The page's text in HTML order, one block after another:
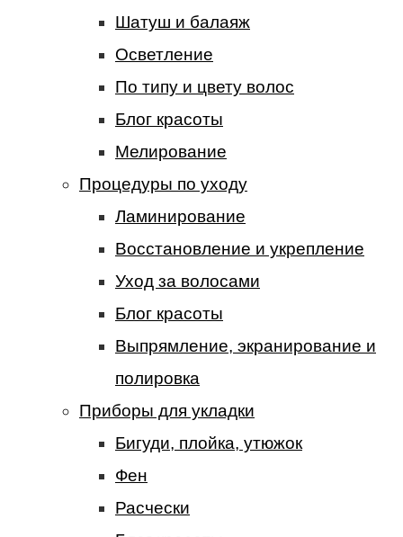
Шатуш и балаяж
Осветление
По типу и цвету волос
Блог красоты
Мелирование
Процедуры по уходу
Ламинирование
Восстановление и укрепление
Уход за волосами
Блог красоты
Выпрямление, экранирование и
полировка
Приборы для укладки
Бигуди, плойка, утюжок
Фен
Расчески